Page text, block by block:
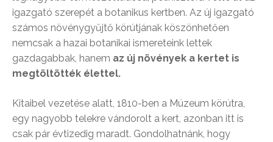
igazgató szerepét a botanikus kertben. Az új igazgató
számos növénygyűjtő körútjának köszönhetően
nemcsak a hazai botanikai ismereteink lettek
gazdagabbak, hanem az új növények a kertet is
megtöltötték élettel.
Kitaibel vezetése alatt, 1810-ben a Múzeum körútra,
egy nagyobb telekre vándorolt a kert, azonban itt is
csak pár évtizedig maradt. Gondolhatnánk, hogy